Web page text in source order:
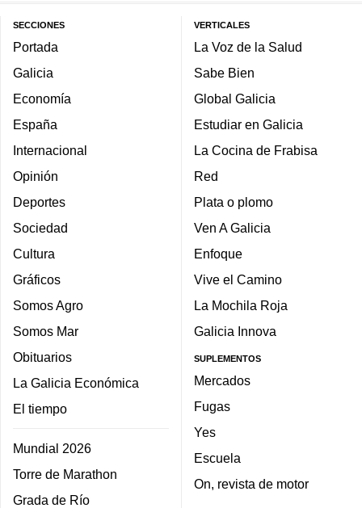
SECCIONES
Portada
Galicia
Economía
España
Internacional
Opinión
Deportes
Sociedad
Cultura
Gráficos
Somos Agro
Somos Mar
Obituarios
La Galicia Económica
El tiempo
Mundial 2026
Torre de Marathon
Grada de Río
VERTICALES
La Voz de la Salud
Sabe Bien
Global Galicia
Estudiar en Galicia
La Cocina de Frabisa
Red
Plata o plomo
Ven A Galicia
Enfoque
Vive el Camino
La Mochila Roja
Galicia Innova
SUPLEMENTOS
Mercados
Fugas
Yes
Escuela
On, revista de motor